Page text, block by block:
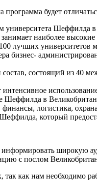
будет
университета
наиболее
лучших
бизнес-
состоящий из 40
Шеффилда в
логистика,
который
широкую
с послом
как нам необходимо